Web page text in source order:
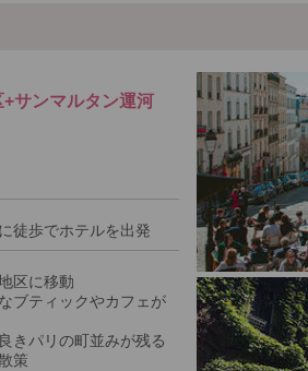
サンマルタン運河
徒歩でホテルを出発
区に移動
ブティックやカフェが
きパリの町並みが残る
策